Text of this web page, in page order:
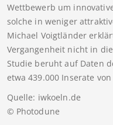
Wettbewerb um
solche in weniger
Michael Voigtländer
Vergangenheit nicht in
Studie beruht auf Daten
etwa 439.000 Inserate
Quelle: iwkoeln.de
© Photodune